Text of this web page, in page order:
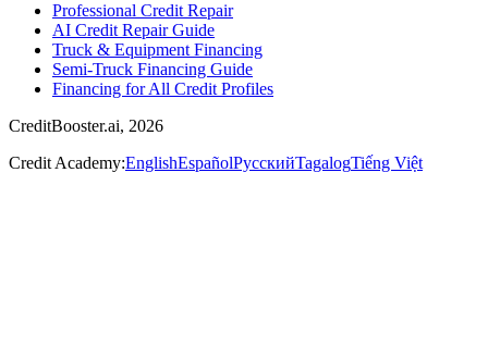
Professional Credit Repair
AI Credit Repair Guide
Truck & Equipment Financing
Semi-Truck Financing Guide
Financing for All Credit Profiles
CreditBooster.ai, 2026
Credit Academy:EnglishEspañolРусскийTagalogTiếng Việt